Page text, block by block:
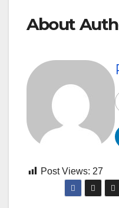
About
Post Views: 27